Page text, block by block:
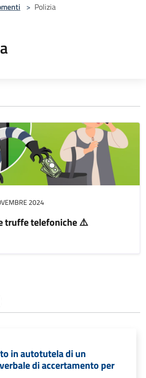
> Polizia
2024
truffe telefoniche ⚠️
in autotutela di un
di accertamento per